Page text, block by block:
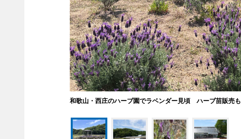
和歌山・西庄のハーブ園でラベンダー見頃 ハーブ苗販売も